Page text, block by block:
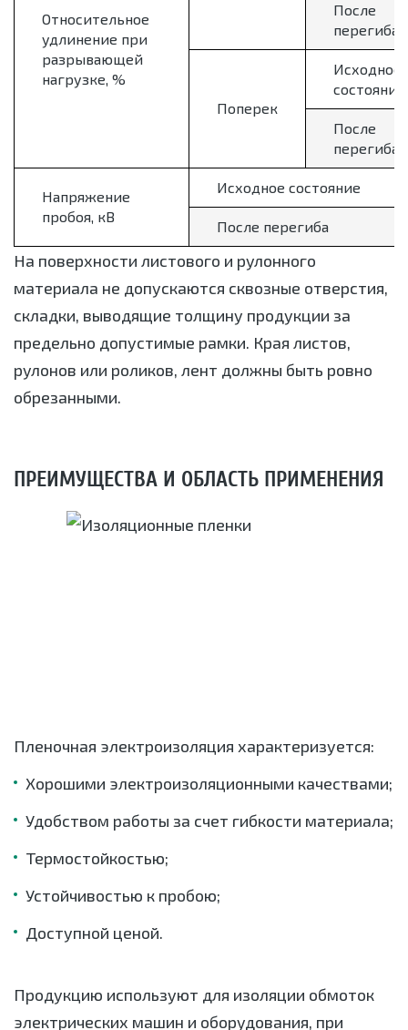
Относительное
удлинение при
разрывающей
нагрузке, %
После
перегиба
Поперек
Исходное
состояние
После
перегиба
Напряжение
пробоя, кВ
Исходное состояние
После перегиба
На поверхности листового и рулонного
материала не допускаются сквозные отверстия,
складки, выводящие толщину продукции за
предельно допустимые рамки. Края листов,
рулонов или роликов, лент должны быть ровно
обрезанными.
ПРЕИМУЩЕСТВА И ОБЛАСТЬ ПРИМЕНЕНИЯ
Пленочная электроизоляция характеризуется:
Хорошими электроизоляционными качествами;
Удобством работы за счет гибкости материала;
Термостойкостью;
Устойчивостью к пробою;
Доступной ценой.
Продукцию используют для изоляции обмоток
электрических машин и оборудования, при